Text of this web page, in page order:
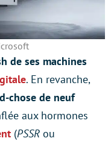
de ses machines
. En revanche,
chose de neuf
aux hormones
(PSSR ou